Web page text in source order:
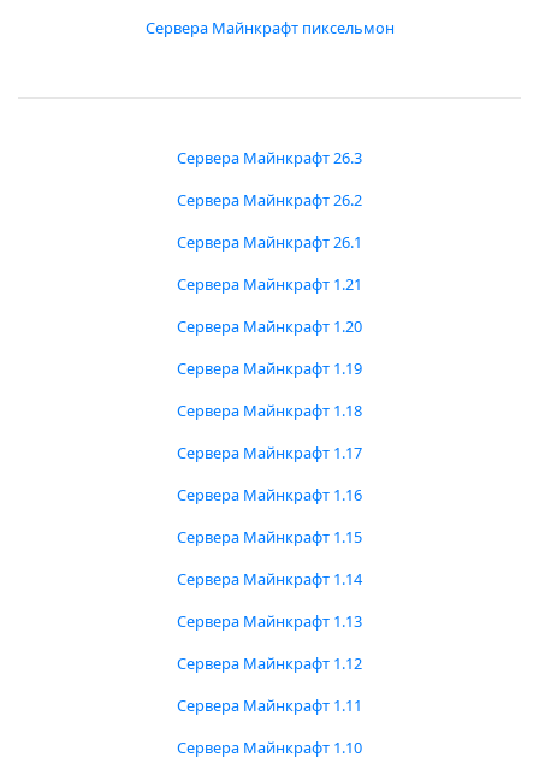
Сервера Майнкрафт пиксельмон
Сервера Майнкрафт 26.3
Сервера Майнкрафт 26.2
Сервера Майнкрафт 26.1
Сервера Майнкрафт 1.21
Сервера Майнкрафт 1.20
Сервера Майнкрафт 1.19
Сервера Майнкрафт 1.18
Сервера Майнкрафт 1.17
Сервера Майнкрафт 1.16
Сервера Майнкрафт 1.15
Сервера Майнкрафт 1.14
Сервера Майнкрафт 1.13
Сервера Майнкрафт 1.12
Сервера Майнкрафт 1.11
Сервера Майнкрафт 1.10